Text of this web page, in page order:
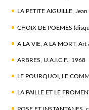
LA PETITE AIGUILLE,
CHOIX DE POEMES
A LA VIE, A LA MORT, Art
ARBRES, U.A.I.C.F., 1968
LE POURQUOI, LE
LA PAILLE ET LE
POSE ET INSTANTANES,